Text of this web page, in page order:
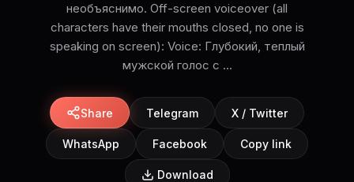
необъяснимо. Off-screen voiceover (all
characters have their mouths closed, no one is
speaking on screen): Voice: Глубокий, теплый
мужской голос с ...
Share Telegram X / Twitter
WhatsApp Facebook Copy link
Download